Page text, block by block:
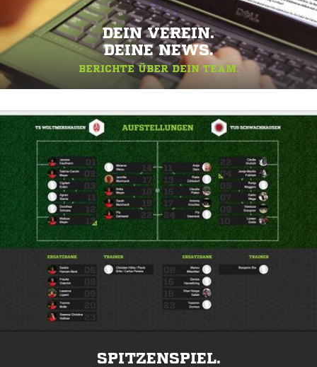
DEIN VEREIN.
DEINE NEWS.
BERICHTE ÜBER DEIN TEAM.
SPITZENSPIEL.